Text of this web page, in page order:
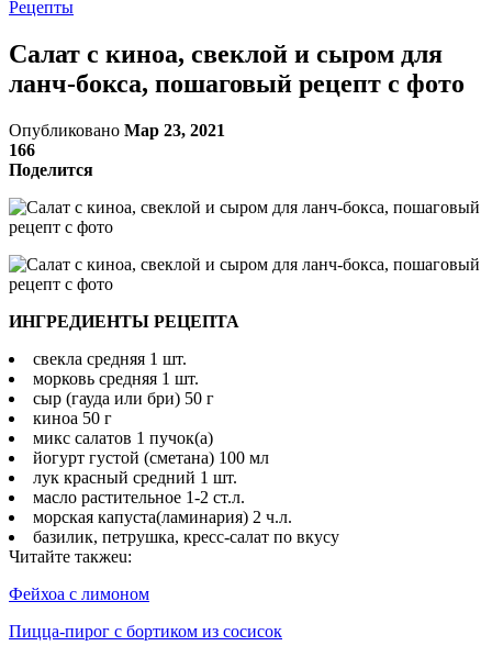
Рецепты
Салат с киноа, свеклой и сыром для
ланч-бокса, пошаговый рецепт с фото
Опубликовано Мар 23, 2021
166
Поделится
ИНГРЕДИЕНТЫ РЕЦЕПТА
свекла средняя 1 шт.
морковь средняя 1 шт.
сыр (гауда или бри) 50 г
киноа 50 г
микс салатов 1 пучок(а)
йогурт густой (сметана) 100 мл
лук красный средний 1 шт.
масло растительное 1-2 ст.л.
морская капуста(ламинария) 2 ч.л.
базилик, петрушка, кресс-салат по вкусу
Читайте такжеu:
Фейхоа с лимоном
Пицца-пирог с бортиком из сосисок